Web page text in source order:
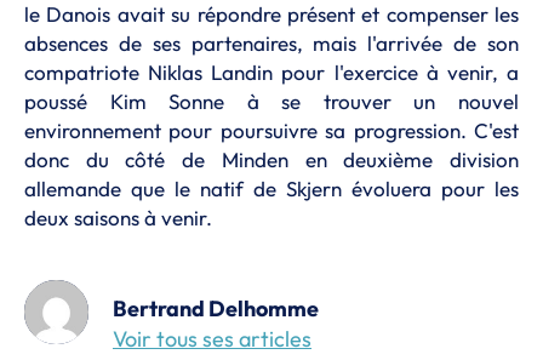
le Danois avait su répondre présent et compenser les
absences de ses partenaires, mais l'arrivée de son
compatriote Niklas Landin pour l'exercice à venir, a
poussé Kim Sonne à se trouver un nouvel
environnement pour poursuivre sa progression. C'est
donc du côté de Minden en deuxième division
allemande que le natif de Skjern évoluera pour les
deux saisons à venir.
Bertrand Delhomme
Voir tous ses articles